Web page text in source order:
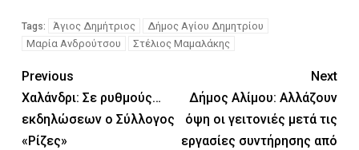
Tags: Άγιος Δημήτριος
Δήμος Αγίου Δημητρίου
Μαρία Ανδρούτσου
Στέλιος Μαμαλάκης
Previous
Χαλάνδρι: Σε ρυθμούς…
εκδηλώσεων ο Σύλλογος
«Ρίζες»
Next
Δήμος Αλίμου: Αλλάζουν
όψη οι γειτονιές μετά τις
εργασίες συντήρησης από